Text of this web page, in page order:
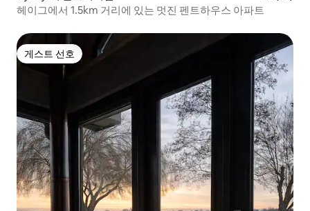
헤이그에서 1.5km 거리에 있는 멋진 펜트하우스 아파트
게스트 선호
게스트 선호